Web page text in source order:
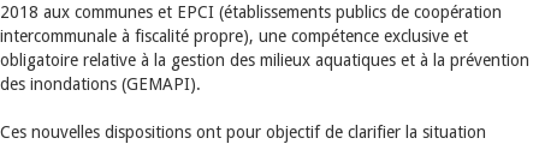
2018 aux communes et EPCI (établissements publics de coopération
intercommunale à fiscalité propre), une compétence exclusive et
obligatoire relative à la gestion des milieux aquatiques et à la prévention
des inondations (GEMAPI).
Ces nouvelles dispositions ont pour objectif de clarifier la situation